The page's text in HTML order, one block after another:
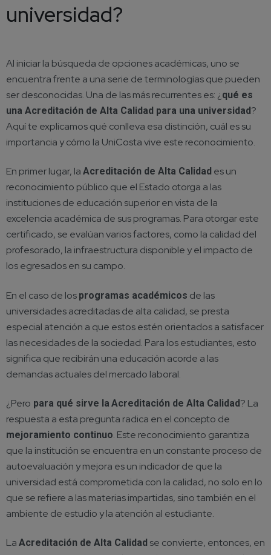
universidad?
Al iniciar la búsqueda de opciones académicas, uno se
encuentra frente a una serie de terminologías que pueden
ser desconocidas. Una de las más recurrentes es: ¿ qué es
una Acreditación de Alta Calidad para una universidad?
Aquí te explicamos qué conlleva esa distinción, cuál es su
importancia y cómo la UniCosta vive este reconocimiento.
En primer lugar, la Acreditación de Alta Calidad es un
reconocimiento público que el Estado otorga a las
instituciones de educación superior en vista de la
excelencia académica de sus programas. Para otorgar este
certificado, se evalúan varios factores, como la calidad del
profesorado, la infraestructura disponible y el impacto de
los egresados en su campo.
En el caso de los programas académicos de las
universidades acreditadas de alta calidad, se presta
especial atención a que estos estén orientados a satisfacer
las necesidades de la sociedad. Para los estudiantes, esto
significa que recibirán una educación acorde a las
demandas actuales del mercado laboral.
¿Pero para qué sirve la Acreditación de Alta Calidad? La
respuesta a esta pregunta radica en el concepto de
mejoramiento continuo. Este reconocimiento garantiza
que la institución se encuentra en un constante proceso de
autoevaluación y mejora es un indicador de que la
universidad está comprometida con la calidad, no solo en lo
que se refiere a las materias impartidas, sino también en el
ambiente de estudio y la atención al estudiante.
La Acreditación de Alta Calidad se convierte, entonces, en